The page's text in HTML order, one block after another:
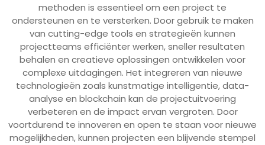
methoden is essentieel om een project te
ondersteunen en te versterken. Door gebruik te maken
van cutting-edge tools en strategieën kunnen
projectteams efficiënter werken, sneller resultaten
behalen en creatieve oplossingen ontwikkelen voor
complexe uitdagingen. Het integreren van nieuwe
technologieën zoals kunstmatige intelligentie, data-
analyse en blockchain kan de projectuitvoering
verbeteren en de impact ervan vergroten. Door
voortdurend te innoveren en open te staan voor nieuwe
mogelijkheden, kunnen projecten een blijvende stempel